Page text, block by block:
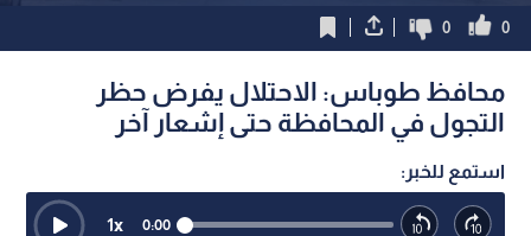
0
0
محافظ طوباس: الاحتلال يفرض حظر
التجول في المحافظة حتى إشعار آخر
استمع للخبر:
0:00
1x